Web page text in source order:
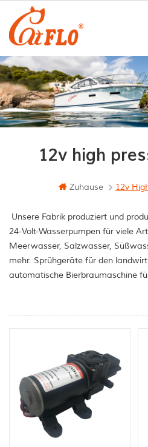
12v high
Zuhause 12v
Unsere Fabrik produziert und
24-Volt-Wasserpumpen für viele
Meerwasser, Salzwasser,
mehr. Sprühgeräte für den
automatische Bierbraumaschine